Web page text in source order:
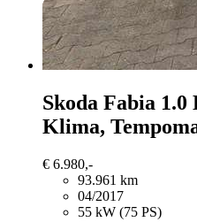
Skoda Fabia 1.0
Klima,
€ 6.980,-
93.961 km
04/2017
55 kW (75 PS)